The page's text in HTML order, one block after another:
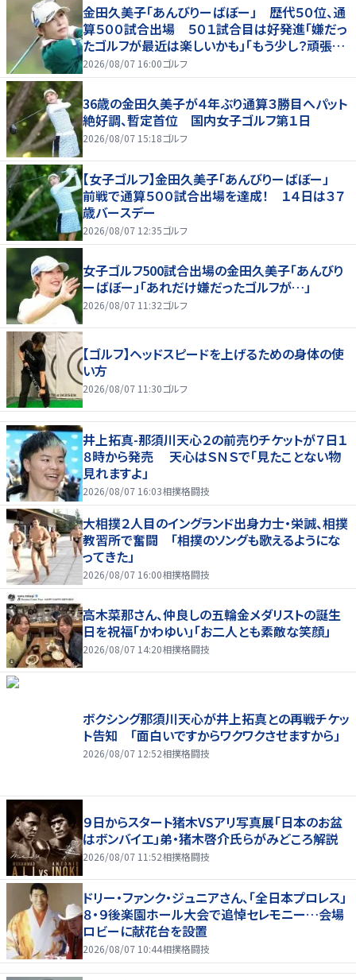
金田久美子「あんびりーばぼー」 歴代５０位、通
算５００試合出場 ５０１試合目は好発進「嫌だっ
たゴルフが最近は楽しいかも」「もう少し？頑張り
たいな」
2026/08/07 16:00ゴルフ
36歳の金田久美子が４年ぶり通算３勝目へパット
絶好調、暫定首位 国内女子ゴルフ第１日
2026/08/07 15:18ゴルフ
【女子ゴルフ】金田久美子「あんびりーばぼー」
前戦で通算５００試合出場を達成！ １４日は３７
歳バースデー
2026/08/07 12:35ゴルフ
女子ゴルフ500試合出場の金田久美子「あんびり
ーばぼー」「あれだけ嫌だったゴルフが…」
2026/08/07 11:32ゴルフ
【ゴルフ】ヘッドスピードを上げるための身体の使
い方
2026/08/07 11:30ゴルフ
井上拓真-那須川天心２の前売りチケットが７日１
８時から発売 天心はＳＮＳで「見たことない物
見れますよ」
2026/08/07 16:03相撲格闘技
大相撲２人目のイングランド出身力士・栄誠、相撲
教習所で奮闘 「相撲のソングも歌えるようにな
ってきた」
2026/08/07 16:00相撲格闘技
高木菜那さん、仲良しの五輪金メダリストの誕生
日を祝福「かわゆい」「お二人とも素敵な笑顔」
2026/08/07 14:20相撲格闘技
ボクシング那須川天心が井上拓真との再戦チケッ
ト告知 「面白いですからワクワクさせますから」
2026/08/07 12:52相撲格闘技
９日からスタート猪木VSアリ写真展「日本のお盆
はボンバイエ」弟・猪木啓介氏らがみどころ解説
2026/08/07 11:52相撲格闘技
ドリー・ファンク・ジュニアさん、「全日本プロレス」
８・９後楽園ホール大会で追悼セレモニー…会場
ロビーに献花台を設置
2026/08/07 10:44相撲格闘技